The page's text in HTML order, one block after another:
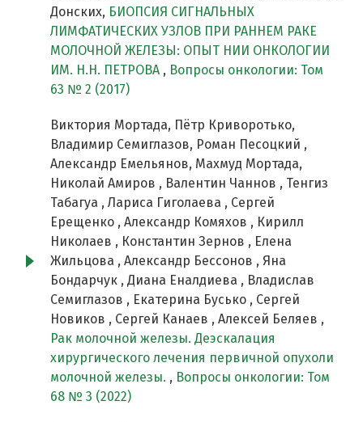
Донских, БИОПСИЯ СИГНАЛЬНЫХ
ЛИМФАТИЧЕСКИХ УЗЛОВ ПРИ РАННЕМ РАКЕ
МОЛОЧНОЙ ЖЕЛЕЗЫ: ОПЫТ НИИ ОНКОЛОГИИ
ИМ. Н.Н. ПЕТРОВА , Вопросы онкологии: Том
63 № 2 (2017)
Виктория Мортада, Пётр Криворотько,
Владимир Семиглазов, Роман Песоцкий ,
Александр Емельянов, Махмуд Мортада,
Николай Амиров , Валентин Чаннов , Тенгиз
Табагуа , Лариса Гиголаева , Сергей
Ерещенко , Александр Комяхов , Кирилл
Николаев , Константин Зернов , Елена
Жильцова , Александр Бессонов , Яна
Бондарчук , Диана Еналдиева , Владислав
Семиглазов , Екатерина Бусько , Сергей
Новиков , Сергей Канаев , Алексей Беляев ,
Рак молочной железы. Деэскалация
хирургического лечения первичной опухоли
молочной железы. , Вопросы онкологии: Том
68 № 3 (2022)